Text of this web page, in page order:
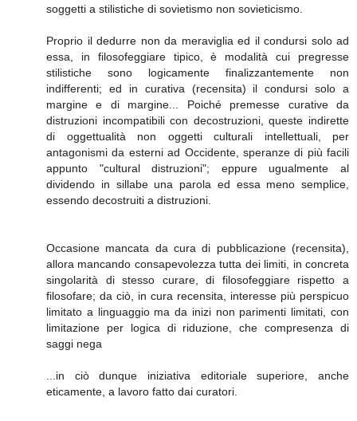
soggetti a stilistiche di sovietismo non sovieticismo.
Proprio il dedurre non da meraviglia ed il condursi solo ad
essa, in filosofeggiare tipico, è modalità cui pregresse
stilistiche sono logicamente finalizzantemente non
indifferenti; ed in curativa (recensita) il condursi solo a
margine e di margine... Poiché premesse curative da
distruzioni incompatibili con decostruzioni, queste indirette
di oggettualità non oggetti culturali intellettuali, per
antagonismi da esterni ad Occidente, speranze di più facili
appunto "cultural distruzioni"; eppure ugualmente al
dividendo in sillabe una parola ed essa meno semplice,
essendo decostruiti a distruzioni.
Occasione mancata da cura di pubblicazione (recensita),
allora mancando consapevolezza tutta dei limiti, in concreta
singolarità di stesso curare, di filosofeggiare rispetto a
filosofare; da ciò, in cura recensita, interesse più perspicuo
limitato a linguaggio ma da inizi non parimenti limitati, con
limitazione per logica di riduzione, che compresenza di
saggi nega
...in ciò dunque iniziativa editoriale superiore, anche
eticamente, a lavoro fatto dai curatori.